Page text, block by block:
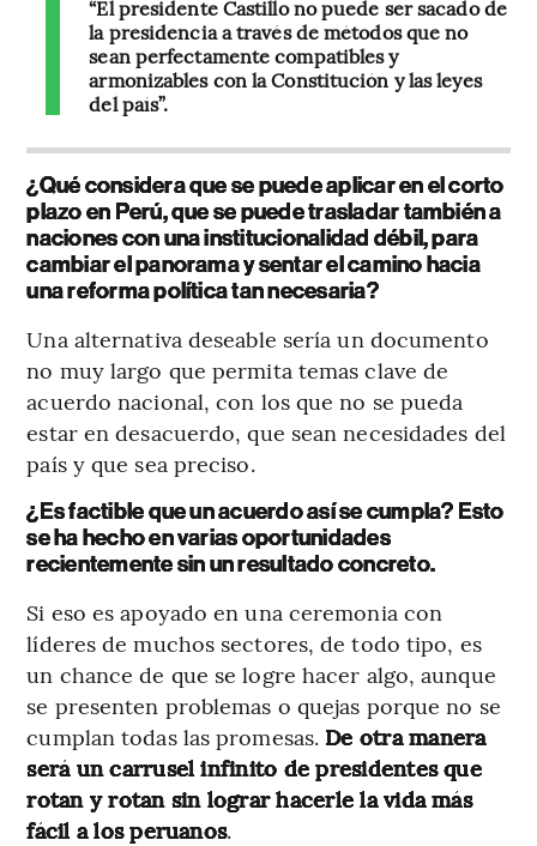
“El presidente Castillo no puede ser sacado de
la presidencia a través de métodos que no
sean perfectamente compatibles y
armonizables con la Constitución y las leyes
del país”.
¿Qué considera que se puede aplicar en el corto
plazo en Perú, que se puede trasladar también a
naciones con una institucionalidad débil, para
cambiar el panorama y sentar el camino hacia
una reforma política tan necesaria?
Una alternativa deseable sería un documento
no muy largo que permita temas clave de
acuerdo nacional, con los que no se pueda
estar en desacuerdo, que sean necesidades del
país y que sea preciso.
¿Es factible que un acuerdo así se cumpla? Esto
se ha hecho en varias oportunidades
recientemente sin un resultado concreto.
Si eso es apoyado en una ceremonia con
líderes de muchos sectores, de todo tipo, es
un chance de que se logre hacer algo, aunque
se presenten problemas o quejas porque no se
cumplan todas las promesas. De otra manera
será un carrusel infinito de presidentes que
rotan y rotan sin lograr hacerle la vida más
fácil a los peruanos.